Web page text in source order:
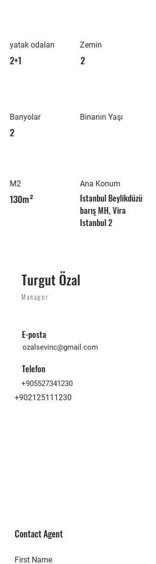
yatak odaları
2+1
Banyolar
2
M2
130m²
Zemin
2
Binanın Yaşı
Ana Konum
Istanbul Beylikdüzü
barış MH, Vira
Istanbul 2
Turgut Özal
Manager
E-posta
ozalsevinc@gmail.com
Telefon
+905527341230
+902125111230
Contact Agent